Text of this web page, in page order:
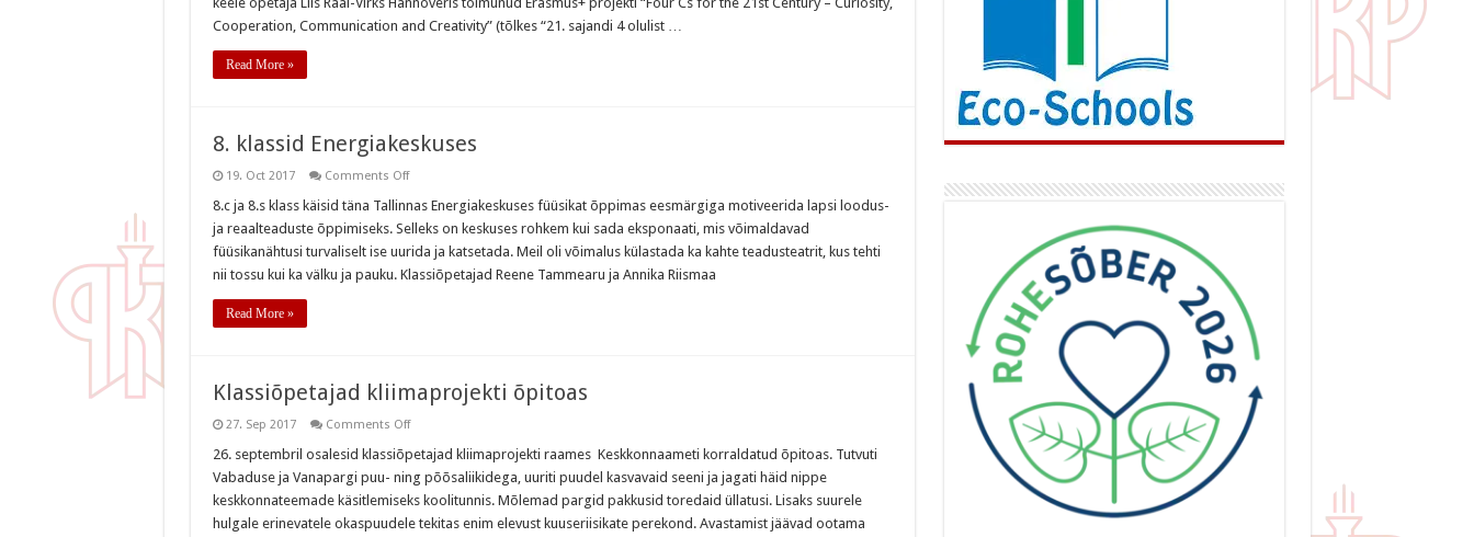
algatamas
Cooperation, Communication and Creativity” (tõlkes “21. sajandi 4 olulist …
Read More »
8. klassid Energiakeskuses
19. Oct 2017 Comments Offon
klassid
Energiakeskuses
8.c ja 8.s klass käisid täna Tallinnas Energiakeskuses füüsikat õppimas eesmärgiga motiveerida lapsi loodus-
ja reaalteaduste õppimiseks. Selleks on keskuses rohkem kui sada eksponaati, mis võimaldavad
füüsikanähtusi turvaliselt ise uurida ja katsetada. Meil oli võimalus külastada ka kahte teadusteatrit, kus tehti
nii tossu kui ka välku ja pauku. Klassiõpetajad Reene Tammearu ja Annika Riismaa
Read More »
Klassiõpetajad kliimaprojekti õpitoas
27. Sep 2017 Comments Offon
kliimaprojekti
õpitoas
26. septembril osalesid klassiõpetajad kliimaprojekti raames Keskkonnaameti korraldatud õpitoas. Tutvuti
Vabaduse ja Vanapargi puu- ning põõsaliikidega, uuriti puudel kasvavaid seeni ja jagati häid nippe
keskkonnateemade käsitlemiseks koolitunnis. Mõlemad pargid pakkusid toredaid üllatusi. Lisaks suurele
hulgale erinevatele okaspuudele tekitas enim elevust kuuseriisikate perekond. Avastamist jäävad ootama